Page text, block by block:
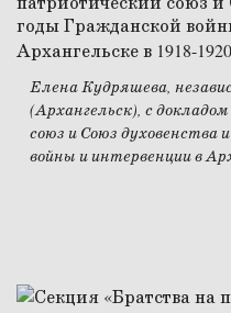
Елена Кудряшева,
(Архангельск), с
союз и Союз духовенства
войны и интервенции в